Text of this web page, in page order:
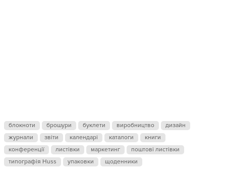
UNIT
блокноти брошури буклети виробництво
дизайн
журнали
звіти календарі каталоги
книги
конференції
листівки маркетинг
поштові листівки
типографія Huss
упаковки щоденники